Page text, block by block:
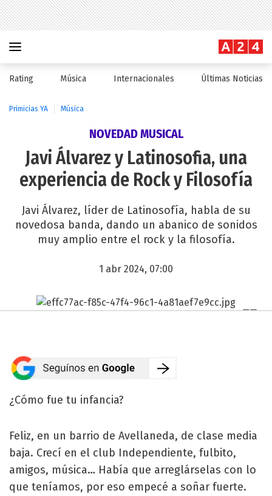
Rating Música Internacionales Últimas Noticias
Primicias YA Música
NOVEDAD MUSICAL
Javi Álvarez y Latinosofia, una
experiencia de Rock y Filosofía
Javi Álvarez, líder de Latinosofía, habla de su
novedosa banda, dando un abanico de sonidos
muy amplio entre el rock y la filosofía.
1 abr 2024, 07:00
¿Cómo fue tu infancia?
Feliz, en un barrio de Avellaneda, de clase media
baja. Crecí en el club Independiente, fulbito,
amigos, música… Había que arreglárselas con lo
que teníamos, por eso empecé a soñar fuerte.